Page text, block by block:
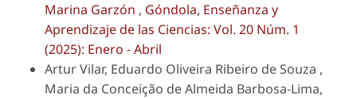
Marina Garzón , Góndola, Enseñanza y
Aprendizaje de las Ciencias: Vol. 20 Núm. 1
(2025): Enero - Abril
Artur Vilar, Eduardo Oliveira Ribeiro de Souza ,
Maria da Conceição de Almeida Barbosa-Lima,